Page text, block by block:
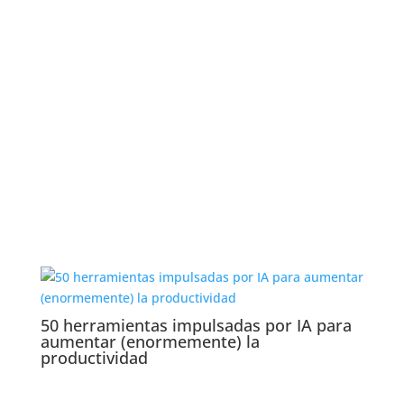
50 herramientas impulsadas por IA para
aumentar (enormemente) la
productividad